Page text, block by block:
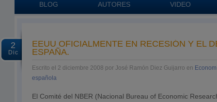
BLOG AUTORES VIDEO
2
Dic
EEUU OFICIALMENTE EN RECESIÓN Y EL
ESPAÑA.
Escrito el 2 diciembre 2008 por José Ramón Diez Guijarro en
española
El Comité del NBER (Nacional Bureau of Economic